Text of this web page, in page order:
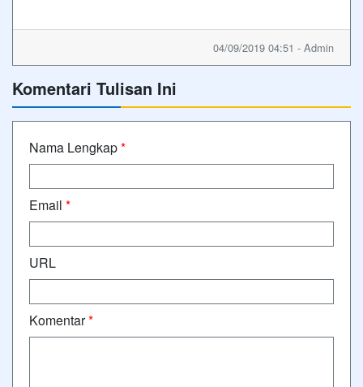
04/09/2019 04:51 - Admin
Komentari Tulisan Ini
Nama Lengkap*
Email *
URL
Komentar*